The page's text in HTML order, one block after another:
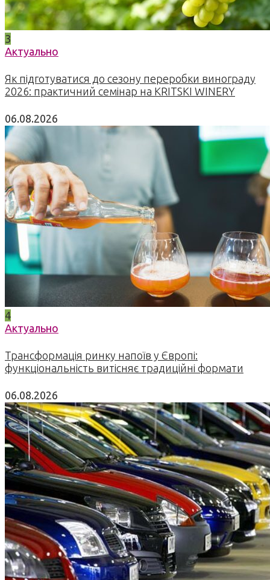
3
Актуально
Як підготуватися до сезону переробки винограду
2026: практичний семінар на KRITSKI WINERY
06.08.2026
4
Актуально
Трансформація ринку напоїв у Європі:
функціональність витісняє традиційні формати
06.08.2026